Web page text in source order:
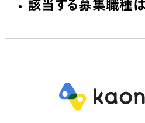
該当する募集職種は